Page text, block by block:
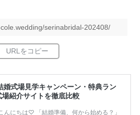
serinabridal-202408/
婚式場見学キャンペーン・特典ラン
紹介サイトを徹底比較
んにちは♡ 「結婚準備、何から始める？」